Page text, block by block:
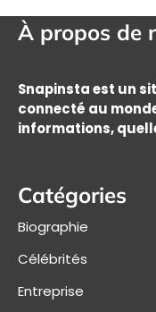
À propos de
Snapinsta est un
connecté au
informations,
Catégories
Biographie
Célébrités
Entreprise